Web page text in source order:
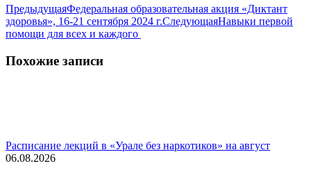
Навигация
по
ПредыдущаяПредыдущая
запись:
Федеральная образовательная акция «Диктант
здоровья», 16-21 сентября 2024 г.СледующаяСледующая
Навыки первой
помощи для всех и каждого
Похожие записи
Расписание лекций в «Урале без наркотиков» на август
06.08.2026